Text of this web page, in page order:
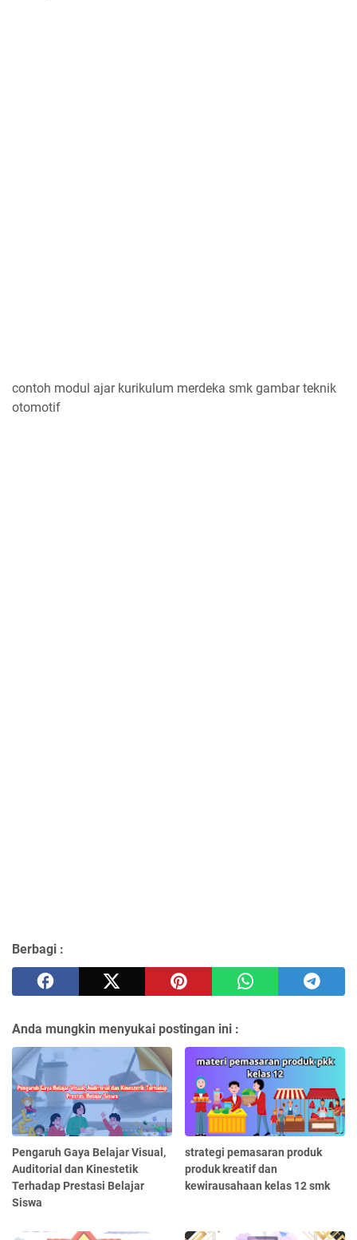
contoh modul ajar kurikulum merdeka smk gambar teknik
otomotif
Berbagi :
Anda mungkin menyukai postingan ini :
Pengaruh Gaya Belajar Visual,
Auditorial dan Kinestetik
Terhadap Prestasi Belajar
Siswa
strategi pemasaran produk
produk kreatif dan
kewirausahaan kelas 12 smk